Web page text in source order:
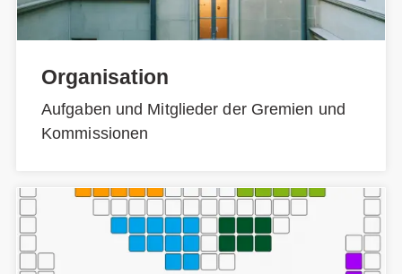
Organisation
Aufgaben und Mitglieder der Gremien und
Kommissionen